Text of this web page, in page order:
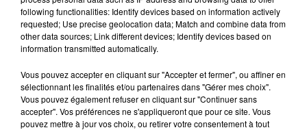
7 août 2026
Madonna sort enfin le remix de « Love
Sensation » avec Kylie Minogue
Angèle et Amélie Lens dévoilent leur
following functionalities: Identify devices based on information actively
requested; Use precise geolocation data; Match and combine data from
other data sources; Link different devices; Identify devices based on
information transmitted automatically.
Vous pouvez accepter en cliquant sur "Accepter et fermer", ou affiner en
sélectionnant les finalités et/ou partenaires dans "Gérer mes choix".
Vous pouvez également refuser en cliquant sur "Continuer sans
accepter". Vos préférences ne s'appliqueront que pour ce site. Vous
pouvez mettre à jour vos choix, ou retirer votre consentement à tout